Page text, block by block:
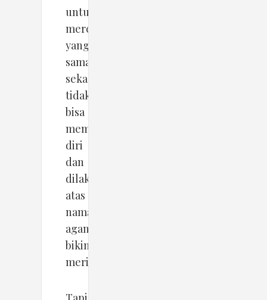
untuk
mereka
yang
sama
sekali
tidak
bisa
membela
diri
dan
dilakukan
atas
nama
agama
bikin
merinding.